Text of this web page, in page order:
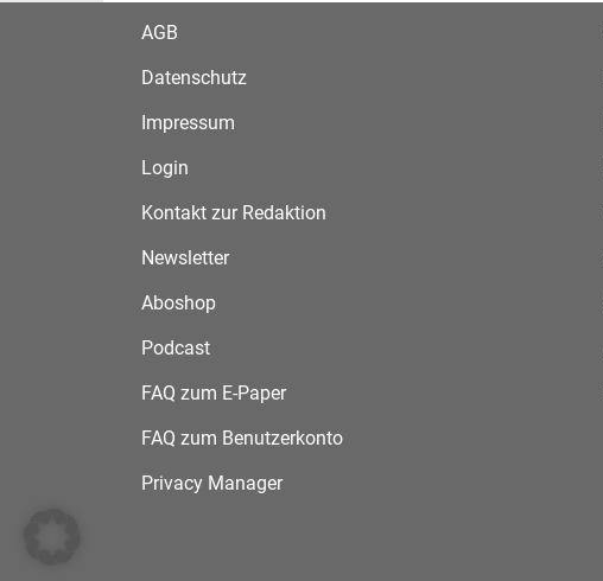
AGB
Datenschutz
Impressum
Login
Kontakt zur Redaktion
Newsletter
Aboshop
Podcast
FAQ zum E-Paper
FAQ zum Benutzerkonto
Privacy Manager